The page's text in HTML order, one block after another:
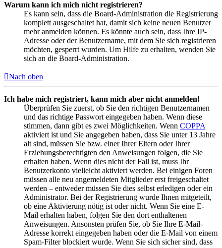
Warum kann ich mich nicht registrieren?
Es kann sein, dass die Board-Administration die Registrierung
komplett ausgeschaltet hat, damit sich keine neuen Benutzer
mehr anmelden können. Es könnte auch sein, dass Ihre IP-
Adresse oder der Benutzername, mit dem Sie sich registrieren
möchten, gesperrt wurden. Um Hilfe zu erhalten, wenden Sie
sich an die Board-Administration.
Nach oben
Ich habe mich registriert, kann mich aber nicht anmelden!
Überprüfen Sie zuerst, ob Sie den richtigen Benutzernamen
und das richtige Passwort eingegeben haben. Wenn diese
stimmen, dann gibt es zwei Möglichkeiten. Wenn COPPA
aktiviert ist und Sie angegeben haben, dass Sie unter 13 Jahre
alt sind, müssen Sie bzw. einer Ihrer Eltern oder Ihrer
Erziehungsberechtigten den Anweisungen folgen, die Sie
erhalten haben. Wenn dies nicht der Fall ist, muss Ihr
Benutzerkonto vielleicht aktiviert werden. Bei einigen Foren
müssen alle neu angemeldeten Mitglieder erst freigeschaltet
werden – entweder müssen Sie dies selbst erledigen oder ein
Administrator. Bei der Registrierung wurde Ihnen mitgeteilt,
ob eine Aktivierung nötig ist oder nicht. Wenn Sie eine E-
Mail erhalten haben, folgen Sie den dort enthaltenen
Anweisungen. Ansonsten prüfen Sie, ob Sie Ihre E-Mail-
Adresse korrekt eingegeben haben oder die E-Mail von einem
Spam-Filter blockiert wurde. Wenn Sie sich sicher sind, dass